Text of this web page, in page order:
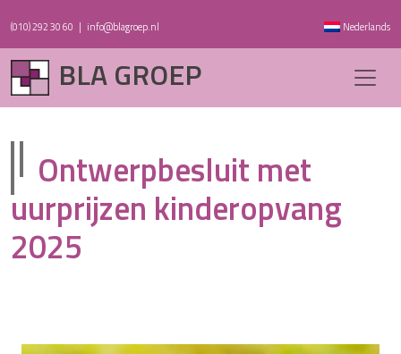
(010) 292 30 60 | info@blagroep.nl Nederlands
BLA GROEP
Ontwerpbesluit met
uurprijzen kinderopvang
2025